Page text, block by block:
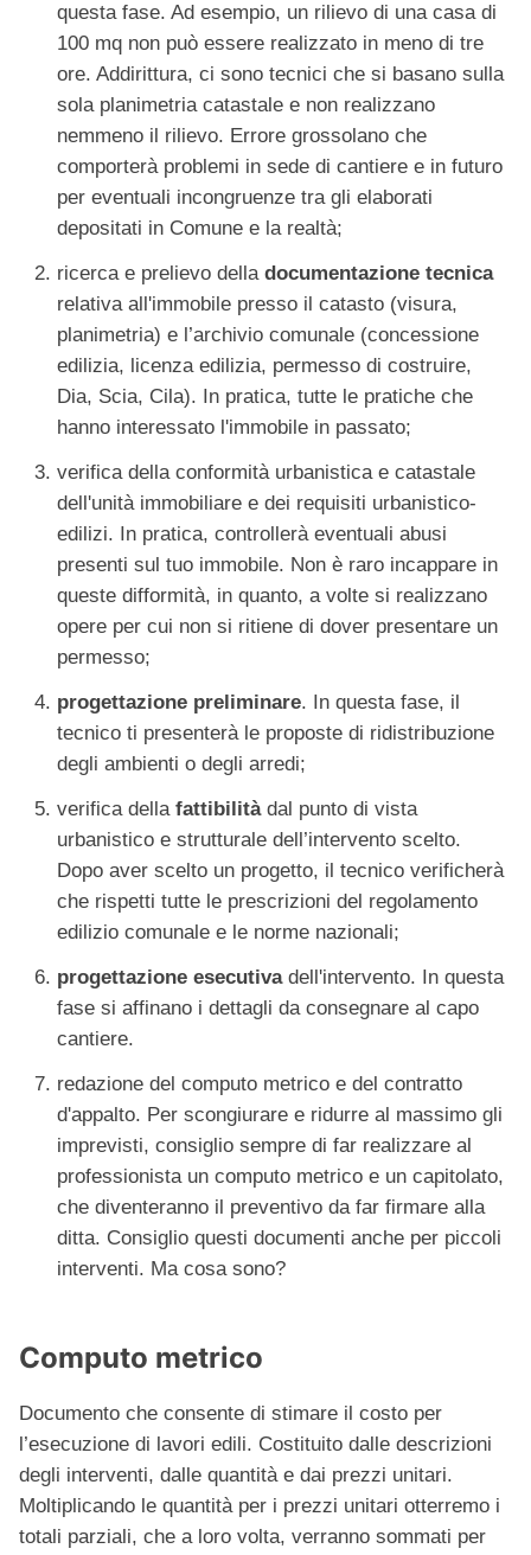
questa fase. Ad esempio, un rilievo di una casa di
100 mq non può essere realizzato in meno di tre
ore. Addirittura, ci sono tecnici che si basano sulla
sola planimetria catastale e non realizzano
nemmeno il rilievo. Errore grossolano che
comporterà problemi in sede di cantiere e in futuro
per eventuali incongruenze tra gli elaborati
depositati in Comune e la realtà;
ricerca e prelievo della documentazione tecnica
relativa all'immobile presso il catasto (visura,
planimetria) e l’archivio comunale (concessione
edilizia, licenza edilizia, permesso di costruire,
Dia, Scia, Cila). In pratica, tutte le pratiche che
hanno interessato l'immobile in passato;
verifica della conformità urbanistica e catastale
dell'unità immobiliare e dei requisiti urbanistico-
edilizi. In pratica, controllerà eventuali abusi
presenti sul tuo immobile. Non è raro incappare in
queste difformità, in quanto, a volte si realizzano
opere per cui non si ritiene di dover presentare un
permesso;
progettazione preliminare. In questa fase, il
tecnico ti presenterà le proposte di ridistribuzione
degli ambienti o degli arredi;
verifica della fattibilitàdal punto di vista
urbanistico e strutturale dell’intervento scelto.
Dopo aver scelto un progetto, il tecnico verificherà
che rispetti tutte le prescrizioni del regolamento
edilizio comunale e le norme nazionali;
progettazione esecutivadell'intervento. In questa
fase si affinano i dettagli da consegnare al capo
cantiere.
redazione del computo metrico e del contratto
d'appalto. Per scongiurare e ridurre al massimo gli
imprevisti, consiglio sempre di far realizzare al
professionista un computo metrico e un capitolato,
che diventeranno il preventivo da far firmare alla
ditta. Consiglio questi documenti anche per piccoli
interventi. Ma cosa sono?
Computo metrico
Documento che consente di stimare il costo per
l’esecuzione di lavori edili. Costituito dalle descrizioni
degli interventi, dalle quantità e dai prezzi unitari.
Moltiplicando le quantità per i prezzi unitari otterremo i
totali parziali, che a loro volta, verranno sommati per